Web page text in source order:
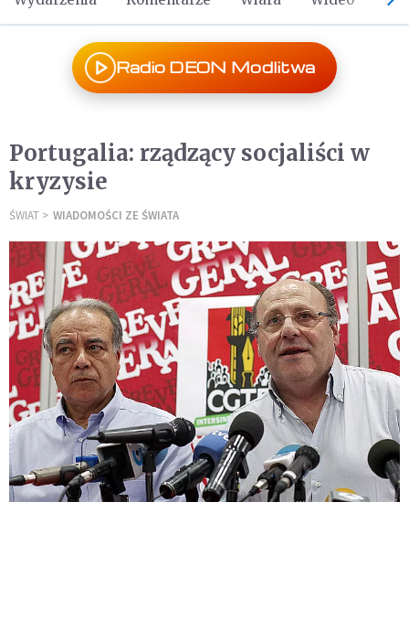
Radio DEON Modlitwa
Portugalia: rządzący socjaliści w
kryzysie
ŚWIAT WIADOMOŚCI ZE ŚWIATA